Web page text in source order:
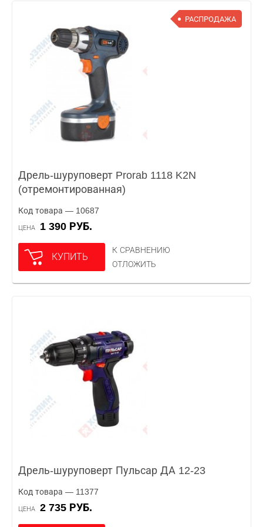
РАСПРОДАЖА
Дрель-шуруповерт Prorab 1118 K2N
(отремонтированная)
Код товара — 10687
ЦЕНА 1 390 РУБ.
КУПИТЬ
К СРАВНЕНИЮ
ОТЛОЖИТЬ
Дрель-шуруповерт Пульсар ДА 12-23
Код товара — 11377
ЦЕНА 2 735 РУБ.